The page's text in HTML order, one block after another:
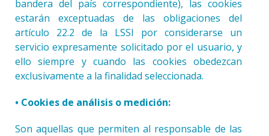
bandera del país correspondiente), las cookies
estarán exceptuadas de las obligaciones del
artículo 22.2 de la LSSI por considerarse un
servicio expresamente solicitado por el usuario, y
ello siempre y cuando las cookies obedezcan
exclusivamente a la finalidad seleccionada.
• Cookies de análisis o medición:
Son aquellas que permiten al responsable de las